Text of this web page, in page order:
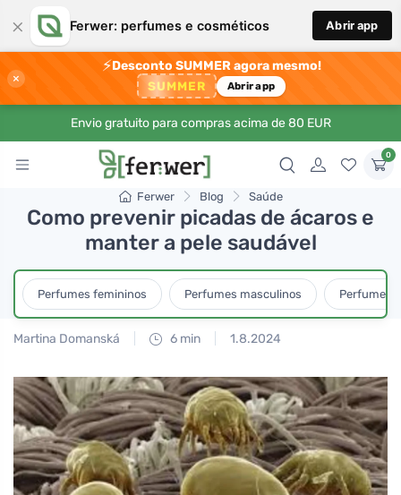
× Ferwer: perfumes e cosméticos Abrir app
×
⚡Desconto SUMMER agora mesmo!
SUMMER Abrir app
Envio gratuito para compras acima de 80 EUR
0
Ferwer Blog Saúde
Como prevenir picadas de ácaros e
manter a pele saudável
Perfumes femininos Perfumes masculinos Perfumes
Martina Domanská 6 min 1.8.2024